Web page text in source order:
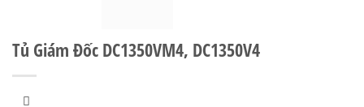
Tủ Giám Đốc DC1350VM4, DC1350V4